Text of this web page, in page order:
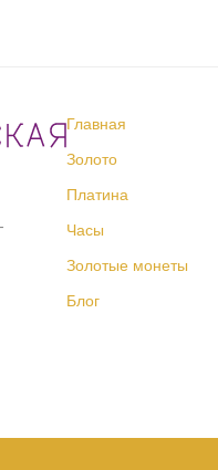
Главная
Золото
Платина
Часы
Золотые монеты
Блог